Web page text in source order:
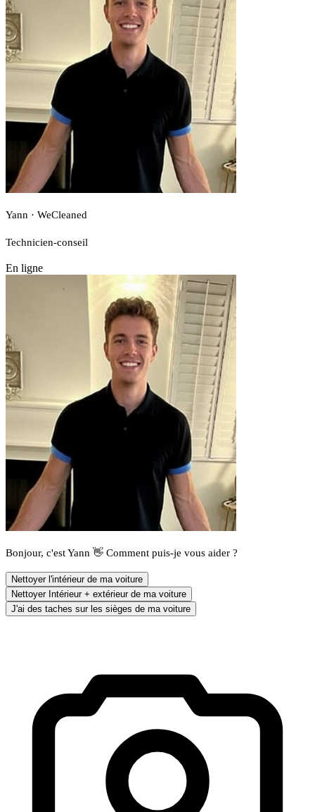
Yann · WeCleaned
Technicien-conseil
En ligne
Bonjour, c'est Yann 👋 Comment puis-je vous aider ?
Nettoyer l'intérieur de ma voiture
Nettoyer Intérieur + extérieur de ma voiture
J'ai des taches sur les sièges de ma voiture